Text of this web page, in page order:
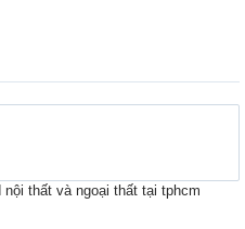
nội thất và ngoại thất tại tphcm